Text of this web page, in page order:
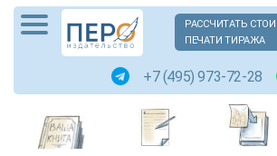
РАССЧИТАТЬ
ПЕЧАТИ ТИРАЖА
+7 (495) 973-72-28